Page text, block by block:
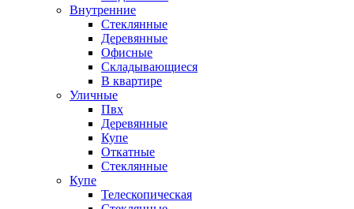
Внутренние
Стеклянные
Деревянные
Офисные
Складывающиеся
В квартире
Уличные
Пвх
Деревянные
Купе
Откатные
Стеклянные
Купе
Телескопическая